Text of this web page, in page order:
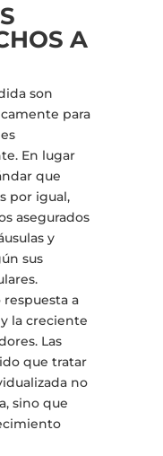
A
son
para
En lugar
que
por igual,
asegurados
y
sus
a
la creciente
Las
que tratar
no
sino que